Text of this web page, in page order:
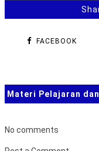
FACEBOOK
Materi Pelajaran
No comments